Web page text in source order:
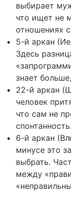
выбирает
что ищет не
отношениях
5-й аркан
Здесь
знает
22-й аркан
человек
что сам не
6-й аркан
минусе это
выбрать.
между